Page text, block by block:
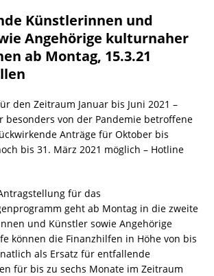
Künstlerinnen und
Angehörige kulturnaher
ab Montag, 15.3.21
den Zeitraum Januar bis Juni 2021 –
besonders von der Pandemie betroffene
Anträge für Oktober bis
bis 31. März 2021 möglich – Hotline
für das
geht ab Montag in die zweite
und Künstler sowie Angehörige
können die Finanzhilfen in Höhe von bis
als Ersatz für entfallende
für bis zu sechs Monate im Zeitraum